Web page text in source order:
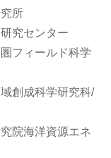
所
究センター
フィールド科学
創成科学研究科/
院海洋資源エネ